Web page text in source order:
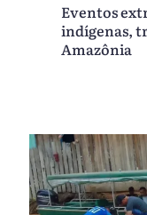
Eventos
indígenas,
Amazônia